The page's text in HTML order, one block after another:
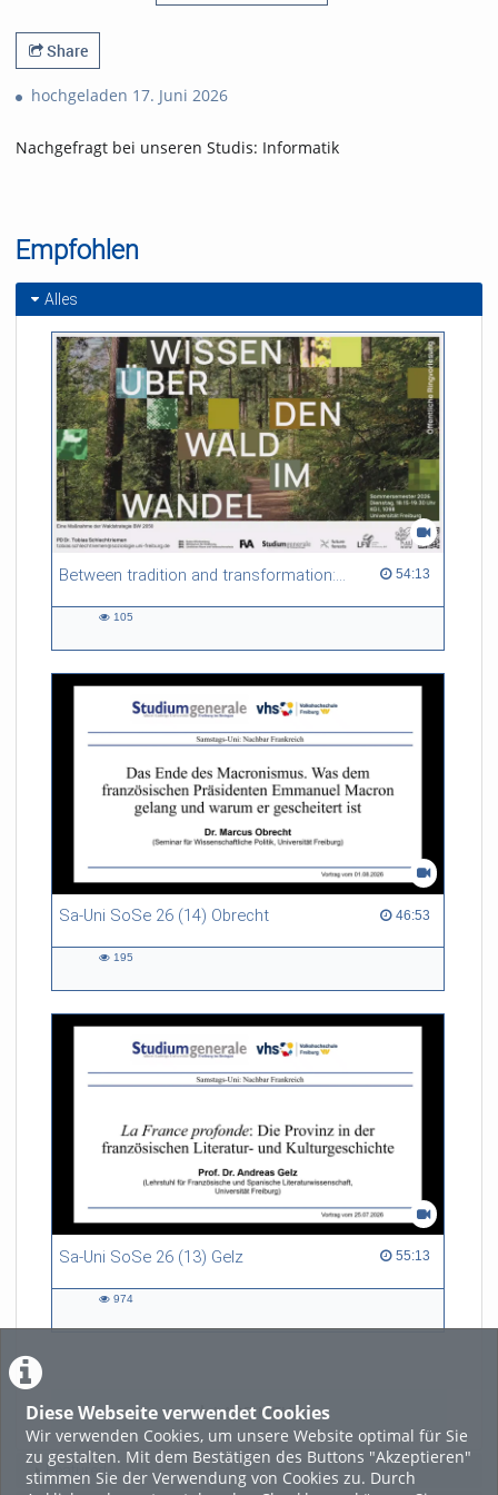
Diese Webseite verwendet Cookies
Wir verwenden Cookies, um unsere Website optimal für Sie
zu gestalten. Mit dem Bestätigen des Buttons "Akzeptieren"
stimmen Sie der Verwendung von Cookies zu. Durch
Share
hochgeladen 17. Juni 2026
Nachgefragt bei unseren Studis: Informatik
Empfohlen
Alles
Between tradition and transformation: how owners, advisers and institutions co-create knowledge for resilient forests in Europe 54:13
54:13 duration
105
Sa-Uni SoSe 26 (14) Obrecht 46:53
46:53 duration
195
Sa-Uni SoSe 26 (13) Gelz 55:13
55:13 duration
974
LADE MEHR
Featured